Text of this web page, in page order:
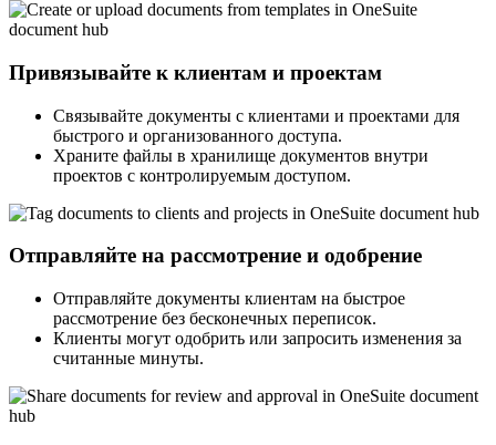
Привязывайте к клиентам и проектам
Связывайте документы с клиентами и проектами для
быстрого и организованного доступа.
Храните файлы в хранилище документов внутри
проектов с контролируемым доступом.
Отправляйте на рассмотрение и одобрение
Отправляйте документы клиентам на быстрое
рассмотрение без бесконечных переписок.
Клиенты могут одобрить или запросить изменения за
считанные минуты.